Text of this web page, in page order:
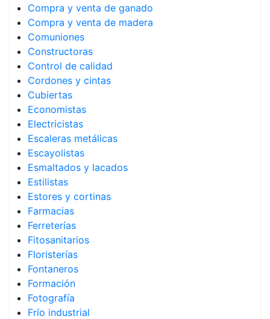
Compra y venta de ganado
Compra y venta de madera
Comuniones
Constructoras
Control de calidad
Cordones y cintas
Cubiertas
Economistas
Electricistas
Escaleras metálicas
Escayolistas
Esmaltados y lacados
Estilistas
Estores y cortinas
Farmacias
Ferreterías
Fitosanitarios
Floristerías
Fontaneros
Formación
Fotografía
Frío industrial